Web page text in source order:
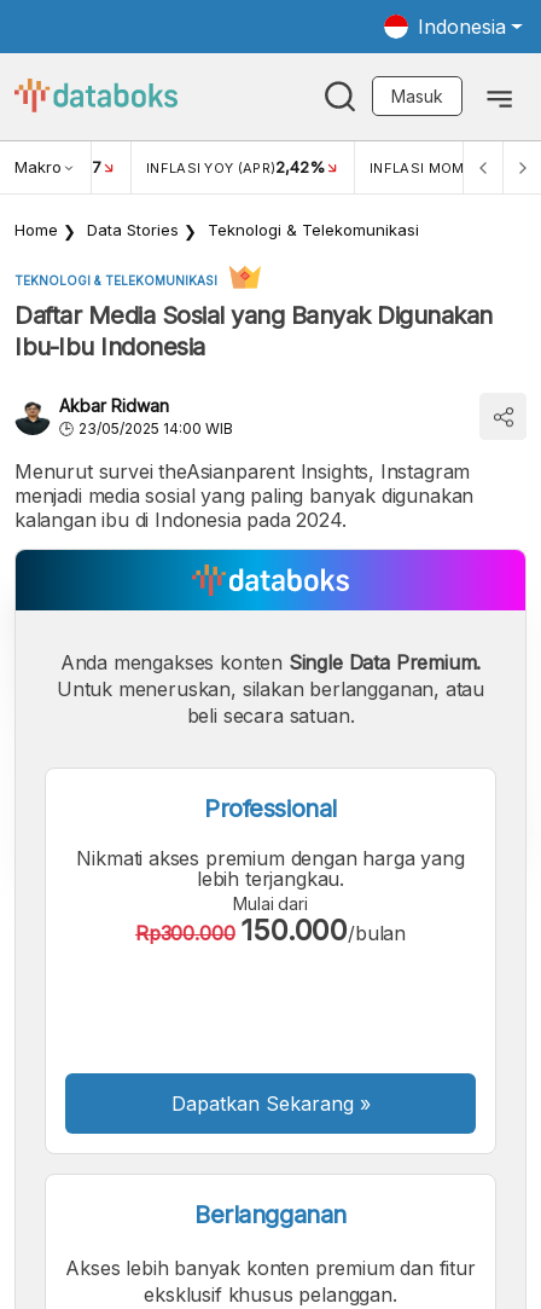
Indonesia
Masuk
Makro
USD/IDR 17 INFLASI YOY (APR)2,42% INFLASI MOM (MAR)
Home Data Stories Teknologi & Telekomunikasi
TEKNOLOGI & TELEKOMUNIKASI
Daftar Media Sosial yang Banyak Digunakan
Ibu-Ibu Indonesia
Akbar Ridwan
23/05/2025 14:00 WIB
Menurut survei theAsianparent Insights, Instagram
menjadi media sosial yang paling banyak digunakan
kalangan ibu di Indonesia pada 2024.
Font
A
Font
A
Font
Anda mengakses konten Single Data Premium.
Untuk meneruskan, silakan berlangganan, atau
beli secara satuan.
Professional
Nikmati akses premium dengan harga yang
lebih terjangkau.
Mulai dari
Rp300.000 150.000/bulan
Dapatkan Sekarang »
Berlangganan
Akses lebih banyak konten premium dan fitur
eksklusif khusus pelanggan.